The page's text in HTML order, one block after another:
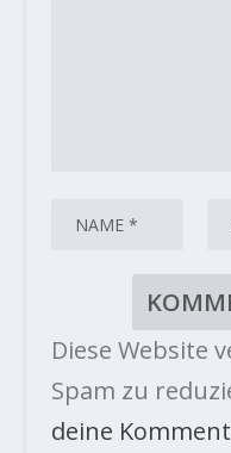
Diese Website
Spam zu
deine